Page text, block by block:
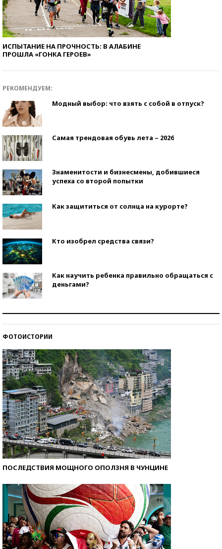
ИСПЫТАНИЕ НА ПРОЧНОСТЬ: В АЛАБИНЕ
ПРОШЛА «ГОНКА ГЕРОЕВ»
РЕКОМЕНДУЕМ:
Модный выбор: что взять с собой в отпуск?
Самая трендовая обувь лета – 2026
Знаменитости и бизнесмены, добившиеся
успеха со второй попытки
Как защититься от солнца на курорте?
Кто изобрел средства связи?
Как научить ребенка правильно обращаться с
деньгами?
ФОТОИСТОРИИ
ПОСЛЕДСТВИЯ МОЩНОГО ОПОЛЗНЯ В ЧУНЦИНЕ